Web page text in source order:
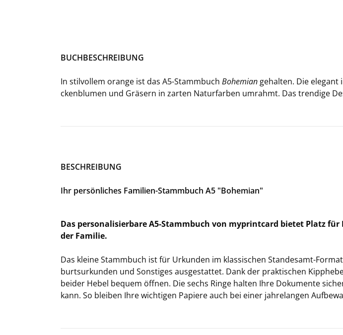
BUCH­BE­SCHREI­BUNG
In stil­vol­lem oran­ge ist das A5-​Stammbuch Bo­hemi­an ge­hal­ten. Die
cken­blu­men und Grä­sern in zar­ten Na­tur­far­ben um­rahmt. Das tren­di­ge
BE­SCHREI­BUNG
Ihr per­sön­li­ches Familien-​Stammbuch A5 "Bo­hemi­an"
Das per­so­na­li­sier­ba­re A5-​Stammbuch von my­print­card bie­tet Platz
der Fa­mi­lie.
Das klei­ne Stamm­buch ist für Ur­kun­den im klas­si­schen Standesamt-​
burts­ur­kun­den und Sons­ti­ges aus­ge­stat­tet. Dank der prak­ti­schen
bei­der Hebel be­quem öff­nen. Die sechs Ringe hal­ten Ihre Do­ku­men­te
kann. So blei­ben Ihre wich­ti­gen Pa­pie­re auch bei einer jah­re­lan­gen